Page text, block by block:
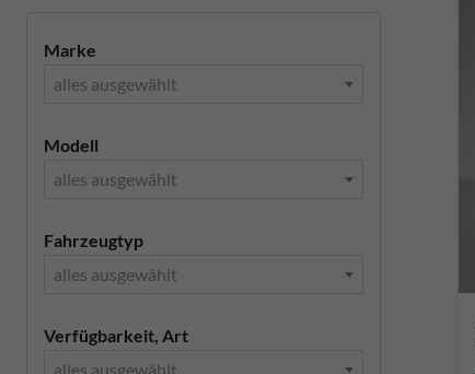
Marke
alles ausgewählt
Modell
alles ausgewählt
Fahrzeugtyp
alles ausgewählt
Verfügbarkeit, Art
alles ausgewählt